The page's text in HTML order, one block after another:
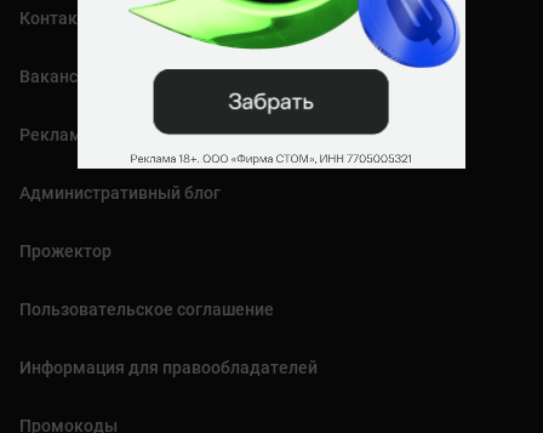
Контакты
Вакансии
Реклама
Административный блог
Прожектор
Пользовательское соглашение
Информация для правообладателей
Промокоды